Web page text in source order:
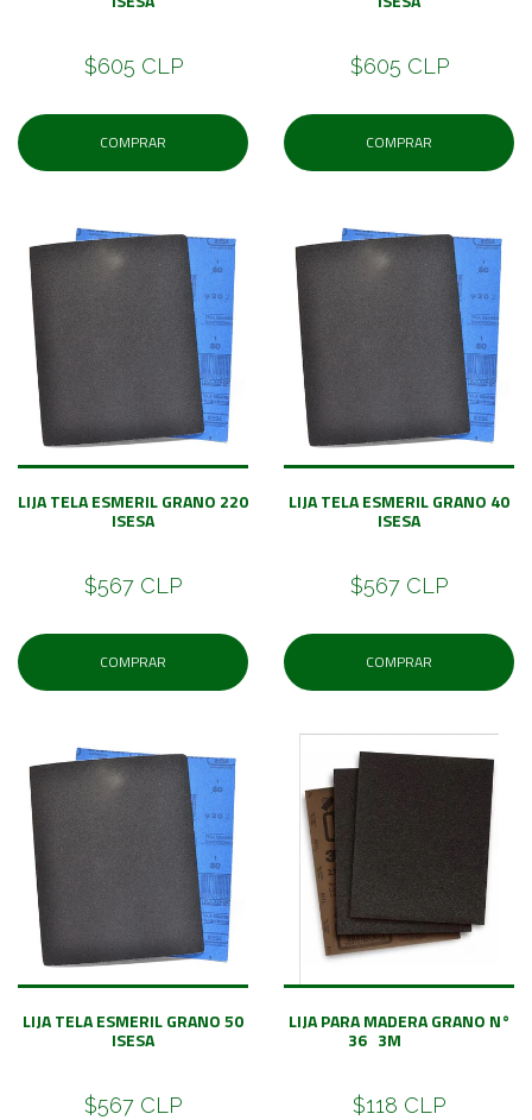
$605 CLP
COMPRAR
$605 CLP
COMPRAR
LIJA TELA ESMERIL GRANO 220
ISESA
$567 CLP
COMPRAR
LIJA TELA ESMERIL GRANO 40
ISESA
$567 CLP
COMPRAR
LIJA TELA ESMERIL GRANO 50
ISESA
$567 CLP
LIJA PARA MADERA GRANO N°
36 3M
$118 CLP